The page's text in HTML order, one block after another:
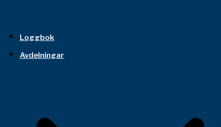
Loggbok
Avdelningar